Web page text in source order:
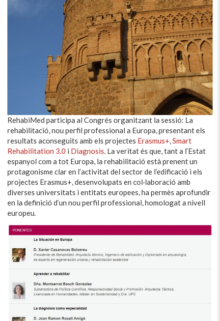
RehabiMed participa al Congrés organitzant la sessió: La
rehabilitació, nou perfil professional a Europa, presentant els
resultats aconseguits amb els projectes Erasmus+,Smart
Rehabilitation 3.0 i Diagnosis. La veritat és que, tant a l’Estat
espanyol com a tot Europa, la rehabilitació està prenent un
protagonisme clar en l’activitat del sector de l’edificació i els
projectes Erasmus+, desenvolupats en col·laboració amb
diverses universitats i entitats europees, ha permès aprofundir
en la definició d’un nou perfil professional, homologat a nivell
europeu.